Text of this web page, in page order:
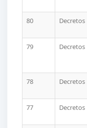
80
Decretos
79
Decretos
78
Decretos
77
Decretos